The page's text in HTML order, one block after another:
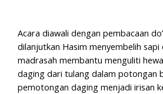
Acara diawali dengan pembacaan
dilanjutkan Hasim menyembelih
madrasah membantu menguliti
daging dari tulang dalam potongan
pemotongan daging menjadi irisan